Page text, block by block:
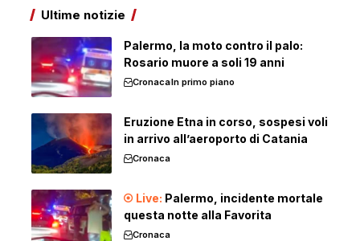
Ultime notizie
Palermo, la moto contro il palo:
Rosario muore a soli 19 anni
CronacaIn primo piano
Eruzione Etna in corso, sospesi voli
in arrivo all’aeroporto di Catania
Cronaca
Palermo, incidente mortale
questa notte alla Favorita
Cronaca